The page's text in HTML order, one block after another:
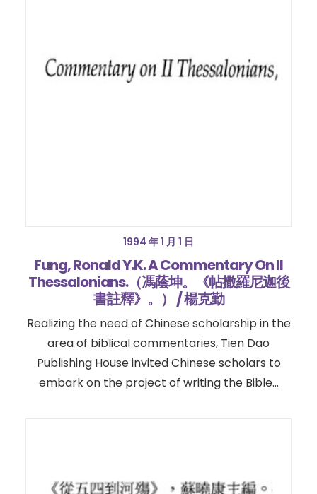
1994 年 1 月 1 日
Fung, Ronald Y.K. A Commentary On II
Thessalonians.（馮蔭坤。《帖撒羅尼迦後
書註釋》。） / 楊克勤
Realizing the need of Chinese scholarship in the
area of biblical commentaries, Tien Dao
Publishing House invited Chinese scholars to
embark on the project of writing the Bible…